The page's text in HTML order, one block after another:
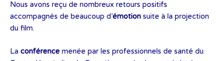
Nous avons reçu de nombreux retours positifs
accompagnés de beaucoup d’émotion suite à la projection
du film.
La conférence menée par les professionnels de santé du